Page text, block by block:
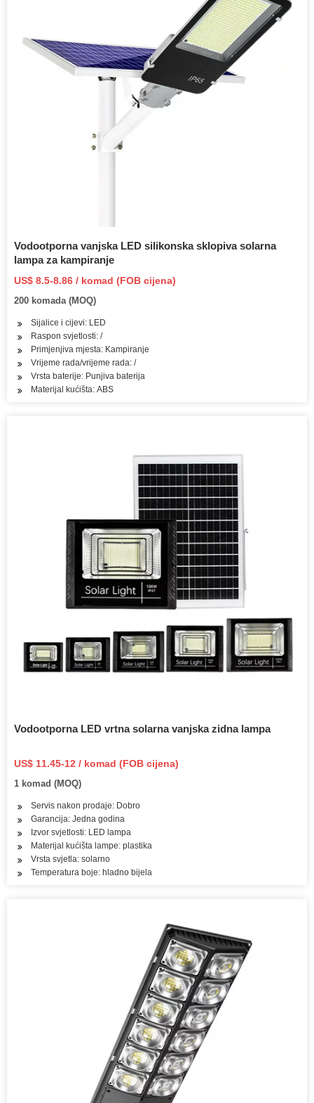
Vodootporna vanjska LED silikonska sklopiva solarna
lampa za kampiranje
US$ 8.5-8.86 / komad (FOB cijena)
200 komada (MOQ)
Sijalice i cijevi: LED
Raspon svjetlosti: /
Primjenjiva mjesta: Kampiranje
Vrijeme rada/vrijeme rada: /
Vrsta baterije: Punjiva baterija
Materijal kućišta: ABS
Vodootporna LED vrtna solarna vanjska zidna lampa
US$ 11.45-12 / komad (FOB cijena)
1 komad (MOQ)
Servis nakon prodaje: Dobro
Garancija: Jedna godina
Izvor svjetlosti: LED lampa
Materijal kućišta lampe: plastika
Vrsta svjetla: solarno
Temperatura boje: hladno bijela